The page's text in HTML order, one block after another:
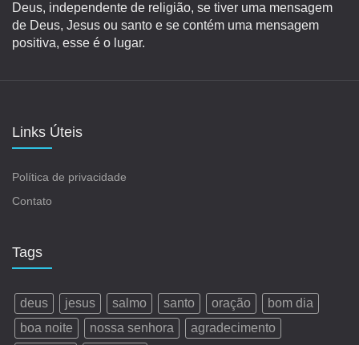
Deus, independente de religião, se tiver uma mensagem
de Deus, Jesus ou santo e se contém uma mensagem
positiva, esse é o lugar.
Links Úteis
Política de privacidade
Contato
Tags
deus jesus salmo santo oração
bom dia
boa noite
nossa senhora
agradecimento